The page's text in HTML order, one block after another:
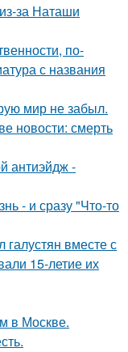
за Наташи
по-
с названия
мир не забыл.
новости: смерть
антиэйдж -
- и сразу "Что-то
вместе с
15-летие их
в Москве.